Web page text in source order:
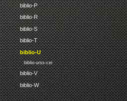
biblio-P
biblio-R
biblio-S
biblio-T
biblio-U
biblio-urss-cei
biblio-V
biblio-W